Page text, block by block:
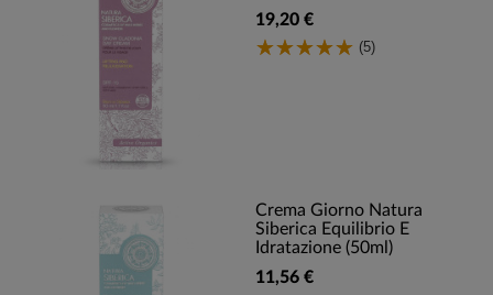
19,20 €
(5)
Crema Giorno Natura
Siberica Equilibrio E
Idratazione (50ml)
11,56 €